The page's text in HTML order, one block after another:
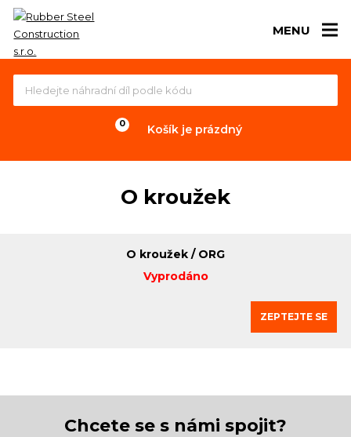
MENU
Košík je prázdný
O kroužek
O kroužek / ORG
Vyprodáno
ZEPTEJTE SE
Chcete se s námi spojit?